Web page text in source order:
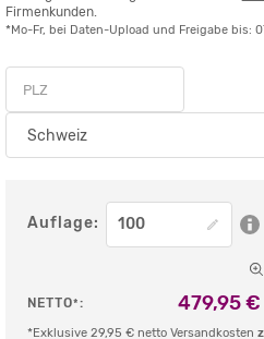
Firmenkunden.
*Mo-Fr, bei Daten-Upload und Freigabe bis:
Auflage:
NETTO*: 479,95 €
*Exklusive 29,95 € netto Versandkosten